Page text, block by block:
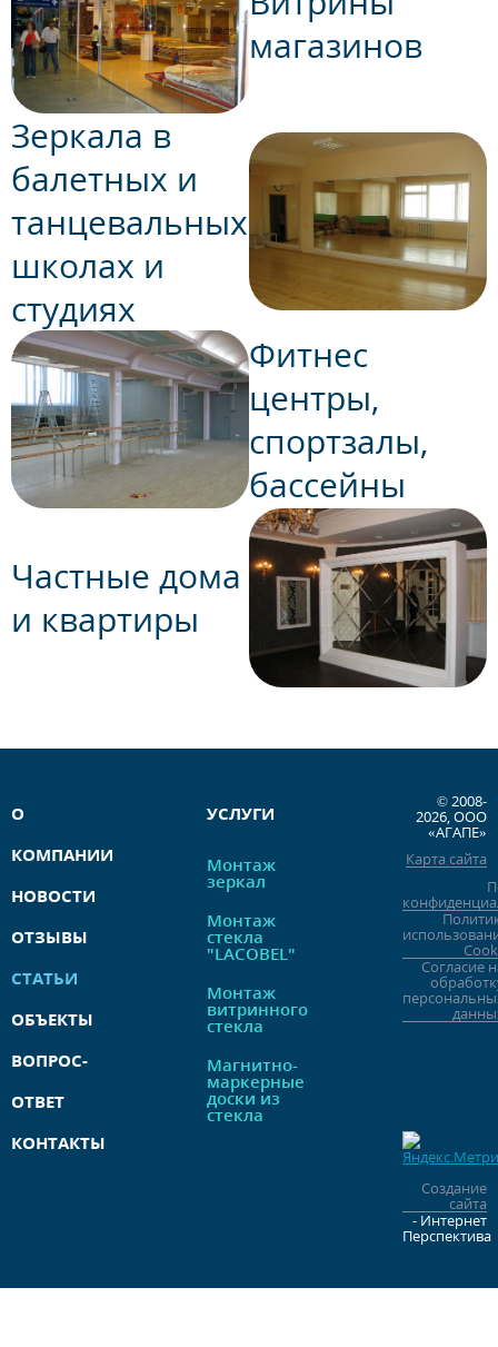
магазинов
Зеркала в
балетных и
танцевальных
школах и
студиях
Фитнес
центры,
спортзалы,
бассейны
Частные дома
и квартиры
О
КОМПАНИИ
НОВОСТИ
ОТЗЫВЫ
СТАТЬИ
ОБЪЕКТЫ
ВОПРОС-
ОТВЕТ
КОНТАКТЫ
УСЛУГИ
Монтаж
зеркал
Монтаж
стекла
"LACOBEL"
Монтаж
витринного
стекла
Магнитно-
маркерные
доски из
стекла
© 2008-
2026, ООО
«АГАПЕ»
Карта сайта
Согласие
Создание
сайта
- Интернет
Перспектива